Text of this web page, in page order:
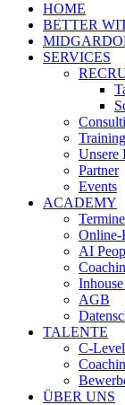
HOME
BETTER
SERVICES
Unsere
Partner
Events
ACADEMY
Termine
Online-
AI
AGB
TALENTE
C-
ÜBER UNS